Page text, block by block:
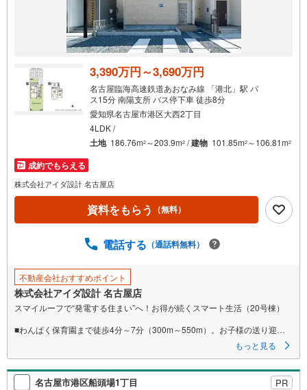
イ
ペ
ー
ジ
3,390万円～3,690万円
名古屋臨海高速鉄道あおなみ線 「港北」駅 バ
ス15分 南陽支所 バス停下車 徒歩8分
愛知県名古屋市港区大西2丁目
4LDK /
土地 186.76m2 ～203.9m2 /建物 101.85m2 ～106.81m2
成約でもらえる
株式会社アイダ設計 名古屋店
資料をもらう （無料）
電話する （通話料無料）
不動産会社おすすめポイント
株式会社アイダ設計 名古屋店
スマイルーフで“発電する住まい”へ！お得が続くスマート生活（20号棟）
■わんぱく保育園まで徒歩4分～7分（300m～550m）。お子様の送り迎え
■ハンモックを置いたりBBQを楽しんだりと活用の幅が広がる大きさのバル
コニー
■駐車場は最大3台駐車可能となっています
もっと見る
名古屋市港区船頭場1丁目 PR